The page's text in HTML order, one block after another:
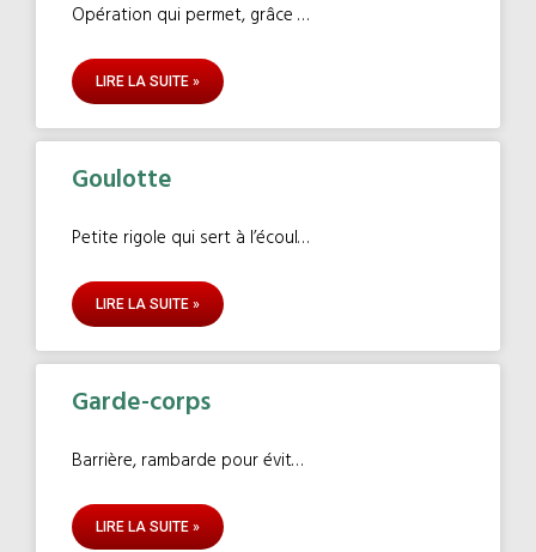
Opération qui permet, grâce à la projection de billes métalliques
LIRE LA SUITE »
Goulotte
Petite rigole qui sert à l’écoulement des eaux de pluie.
LIRE LA SUITE »
Garde-corps
Barrière, rambarde pour éviter de tomber dans le vide
LIRE LA SUITE »